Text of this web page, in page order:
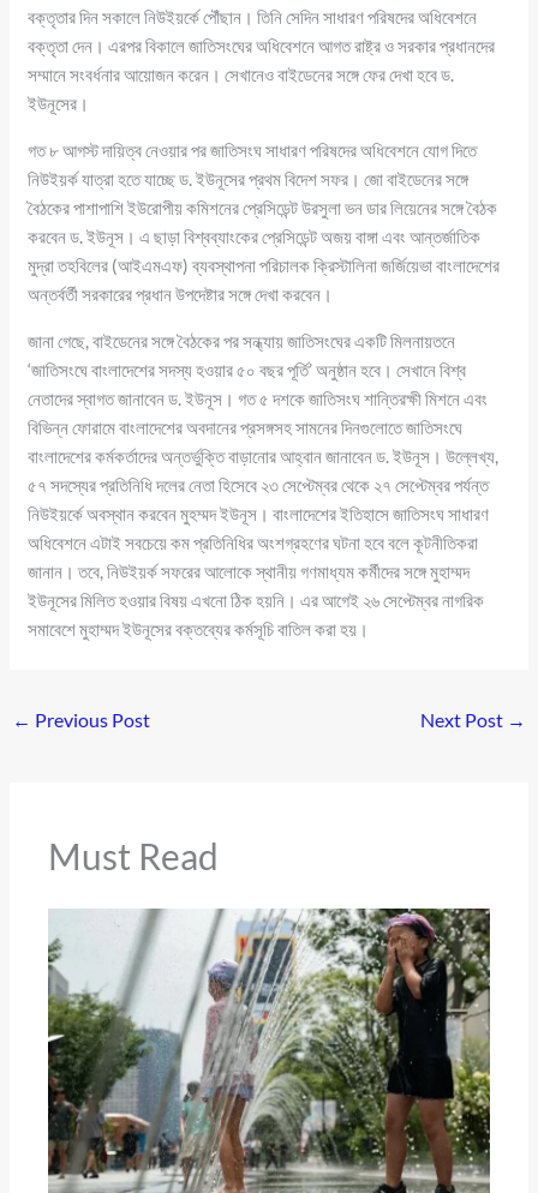
বক্তৃতার দিন সকালে নিউইয়র্কে পৌঁছান। তিনি সেদিন সাধারণ পরিষদের অধিবেশনে
বক্তৃতা দেন। এরপর বিকালে জাতিসংঘের অধিবেশনে আগত রাষ্ট্র ও সরকার প্রধানদের
সম্মানে সংবর্ধনার আয়োজন করেন। সেখানেও বাইডেনের সঙ্গে ফের দেখা হবে ড.
ইউনূসের।
গত ৮ আগস্ট দায়িত্ব নেওয়ার পর জাতিসংঘ সাধারণ পরিষদের অধিবেশনে যোগ দিতে
নিউইয়র্ক যাত্রা হতে যাচ্ছে ড. ইউনূসের প্রথম বিদেশ সফর। জো বাইডেনের সঙ্গে
বৈঠকের পাশাপাশি ইউরোপীয় কমিশনের প্রেসিডেন্ট উরসুলা ভন ডার লিয়েনের সঙ্গে বৈঠক
করবেন ড. ইউনূস। এ ছাড়া বিশ্বব্যাংকের প্রেসিডেন্ট অজয় বাঙ্গা এবং আন্তর্জাতিক
মুদ্রা তহবিলের (আইএমএফ) ব্যবস্থাপনা পরিচালক ক্রিস্টালিনা জর্জিয়েভা বাংলাদেশের
অন্তর্বর্তী সরকারের প্রধান উপদেষ্টার সঙ্গে দেখা করবেন।
জানা গেছে, বাইডেনের সঙ্গে বৈঠকের পর সন্ধ্যায় জাতিসংঘের একটি মিলনায়তনে
‘জাতিসংঘে বাংলাদেশের সদস্য হওয়ার ৫০ বছর পূর্তি’ অনুষ্ঠান হবে। সেখানে বিশ্ব
নেতাদের স্বাগত জানাবেন ড. ইউনূস। গত ৫ দশকে জাতিসংঘ শান্তিরক্ষী মিশনে এবং
বিভিন্ন ফোরামে বাংলাদেশের অবদানের প্রসঙ্গসহ সামনের দিনগুলোতে জাতিসংঘে
বাংলাদেশের কর্মকর্তাদের অন্তর্ভুক্তি বাড়ানোর আহ্বান জানাবেন ড. ইউনূস। উল্লেখ্য,
৫৭ সদস্যের প্রতিনিধি দলের নেতা হিসেবে ২৩ সেপ্টেম্বর থেকে ২৭ সেপ্টেম্বর পর্যন্ত
নিউইয়র্কে অবস্থান করবেন মুহম্মদ ইউনূস। বাংলাদেশের ইতিহাসে জাতিসংঘ সাধারণ
অধিবেশনে এটাই সবচেয়ে কম প্রতিনিধির অংশগ্রহণের ঘটনা হবে বলে কূটনীতিকরা
জানান। তবে, নিউইয়র্ক সফরের আলোকে স্থানীয় গণমাধ্যম কর্মীদের সঙ্গে মুহাম্মদ
ইউনূসের মিলিত হওয়ার বিষয় এখনো ঠিক হয়নি। এর আগেই ২৬ সেপ্টেম্বর নাগরিক
সমাবেশে মুহাম্মদ ইউনূসের বক্তব্যের কর্মসূচি বাতিল করা হয়।
← Previous Post Next Post →
Must Read